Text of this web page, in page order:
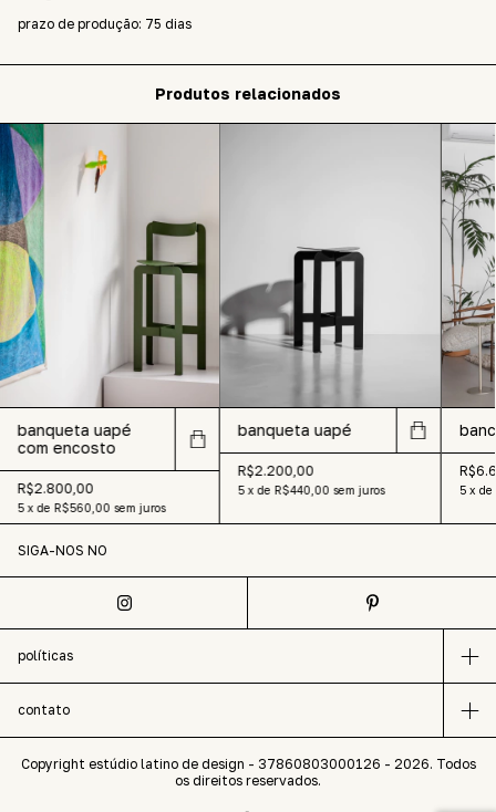
prazo de produção: 75 dias
Produtos relacionados
banqueta uapé
com encosto
R$2.800,00
5 xde R$560,00 sem juros
banqueta uapé
R$2.200,00
5 xde R$440,00 sem juros 5 x de
SIGA-NOS NO
políticas
contato
Copyright estúdio latino de design - 37860803000126 - 2026. Todos
os direitos reservados.